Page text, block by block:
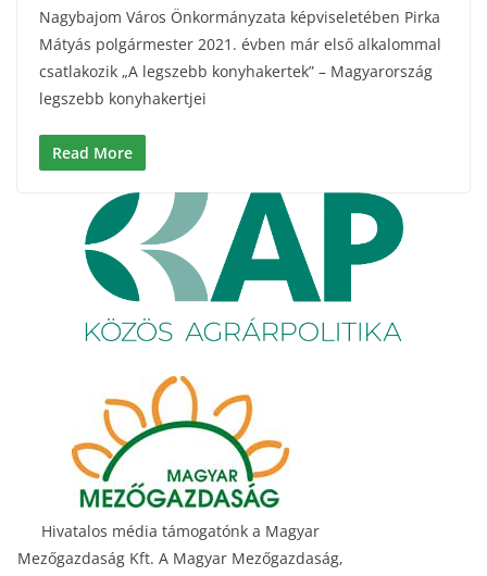
Nagybajom Város Önkormányzata képviseletében Pirka
Mátyás polgármester 2021. évben már első alkalommal
csatlakozik „A legszebb konyhakertek” – Magyarország
legszebb konyhakertjei
Read More
Hivatalos média támogatónk a Magyar
Mezőgazdaság Kft. A Magyar Mezőgazdaság,